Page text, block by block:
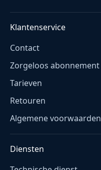
Klantenservice
Contact
Zorgeloos abonnement
Tarieven
Retouren
Algemene voorwaarden
Diensten